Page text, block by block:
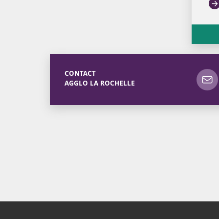
CONTACT
AGGLO LA ROCHELLE